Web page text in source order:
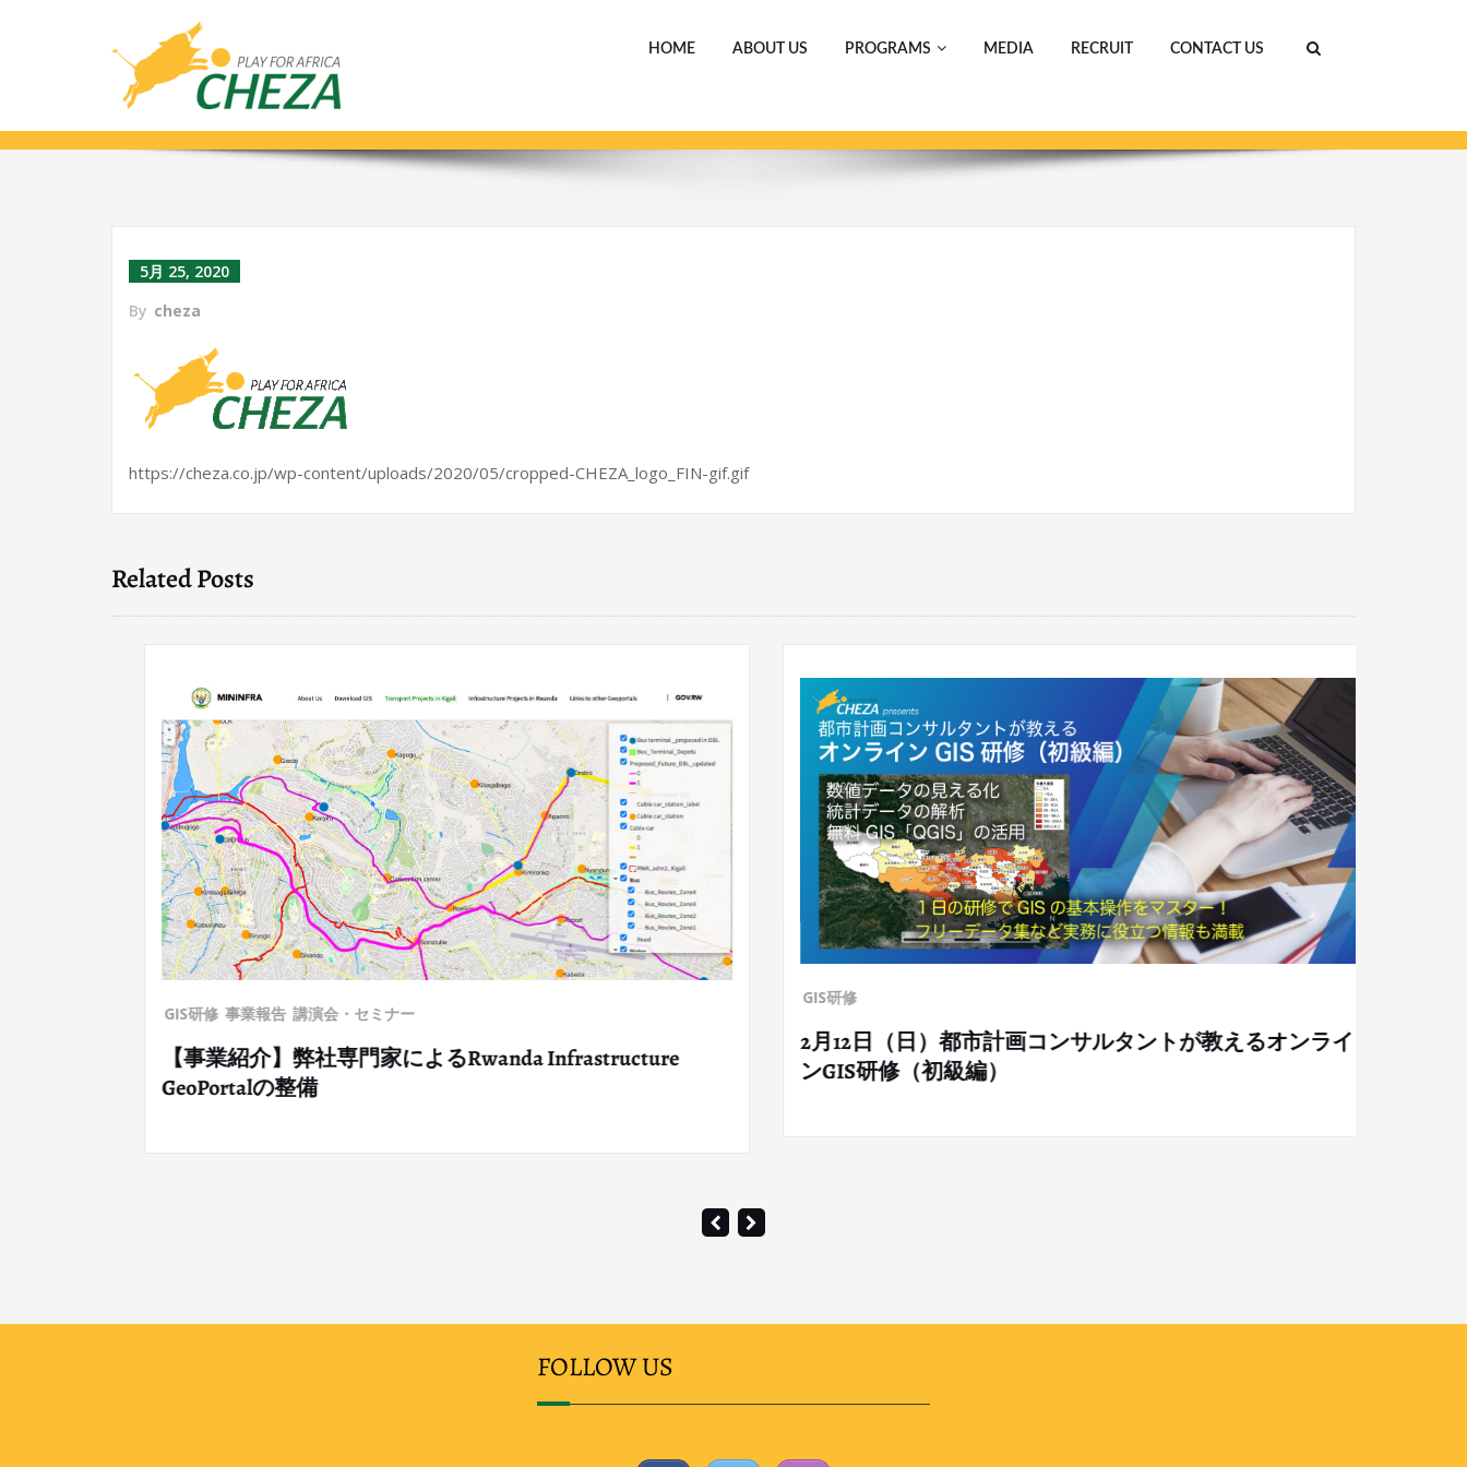
HOME ABOUT US PROGRAMS MEDIA RECRUIT CONTACT US
cropped-CHEZA_logo_FIN-gif.gif
5月 25, 2020
By cheza
https://cheza.co.jp/wp-content/uploads/2020/05/cropped-CHEZA_logo_FIN-gif.gif
Related Posts
GIS研修 事業報告 講演会・セミナー
【事業紹介】弊社専門家によるRwanda Infrastructure
GeoPortalの整備
GIS研修
2月12日（日）都市計画コンサルタントが教えるオンライ
ンGIS研修（初級編）
FOLLOW US